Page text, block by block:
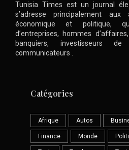
Tunisia Times est un journal
s’adresse principalement
économique et politique,
d’entreprises, hommes
banquiers, investisseurs
communicateurs .
Catégories
Afrique Autos
Finance Monde